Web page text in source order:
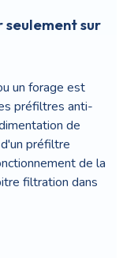
sur
un forage est
préfiltres anti-
de
préfiltre
de la
filtration dans